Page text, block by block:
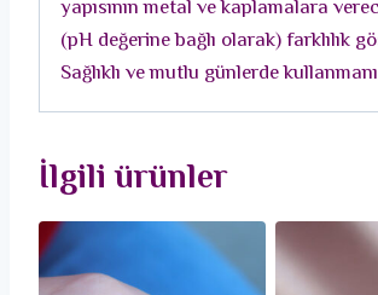
yapısının metal ve kaplamalara
(pH değerine bağlı olarak) farklılık
Sağlıklı ve mutlu günlerde
İlgili ürünler